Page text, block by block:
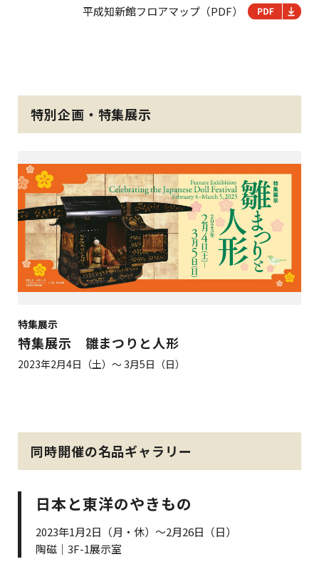
平成知新館フロアマップ（PDF）
特別企画・特集展示
特集展示
特集展示 雛まつりと人形
2023年2月4日（土）～ 3月5日（日）
同時開催の名品ギャラリー
日本と東洋のやきもの
2023年1月2日（月・休）～2月26日（日）
陶磁｜3F-1展示室